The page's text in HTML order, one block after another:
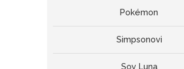
Pokémon
Simpsonovi
Soy Luna